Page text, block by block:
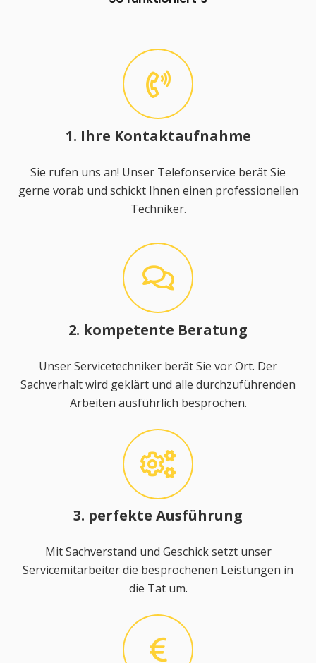
1. Ihre Kontaktaufnahme
Sie rufen uns an! Unser Telefonservice berät Sie
gerne vorab und schickt Ihnen einen professionellen
Techniker.
2. kompetente Beratung
Unser Servicetechniker berät Sie vor Ort. Der
Sachverhalt wird geklärt und alle durchzuführenden
Arbeiten ausführlich besprochen.
3. perfekte Ausführung
Mit Sachverstand und Geschick setzt unser
Servicemitarbeiter die besprochenen Leistungen in
die Tat um.